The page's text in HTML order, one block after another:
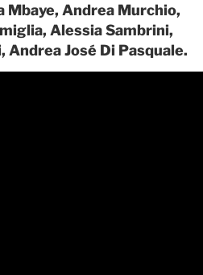
Mbaye, Andrea Murchio,
Alessia Sambrini,
Andrea José Di Pasquale.